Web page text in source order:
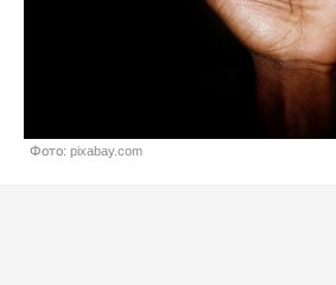
Фото: pixabay.com